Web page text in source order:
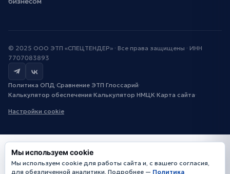
© 2025 ООО ЭТП «СПЕЦТЕНДЕР» · Все права защищены · ИНН
7707083893
Политика ОПД·Сравнение ЭТП·Глоссарий·
Калькулятор обеспечения·Калькулятор НМЦК·Карта сайта·
Настройки cookie
Мы используем cookie
Мы используем cookie для работы сайта и, с вашего согласия,
для обезличенной аналитики. Подробнее — Политика